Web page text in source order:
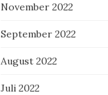
November 2022
September 2022
August 2022
Juli 2022